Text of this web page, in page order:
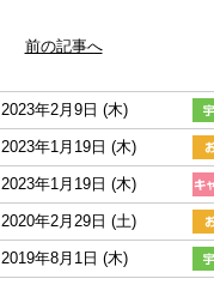
前の記事へ
2023年2月9日 (木)
2023年1月19日 (木)
2023年1月19日 (木)
2020年2月29日 (土)
2019年8月1日 (木)